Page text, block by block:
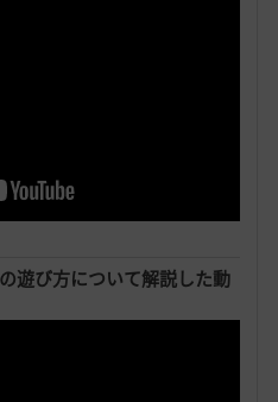
の遊び方について解説した動